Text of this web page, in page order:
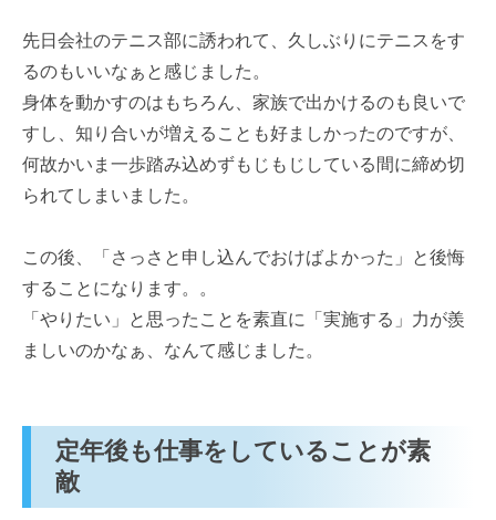
先日会社のテニス部に誘われて、久しぶりにテニスをす
るのもいいなぁと感じました。
身体を動かすのはもちろん、家族で出かけるのも良いで
すし、知り合いが増えることも好ましかったのですが、
何故かいま一歩踏み込めずもじもじしている間に締め切
られてしまいました。
この後、「さっさと申し込んでおけばよかった」と後悔
することになります。。
「やりたい」と思ったことを素直に「実施する」力が羨
ましいのかなぁ、なんて感じました。
定年後も仕事をしていることが素
敵